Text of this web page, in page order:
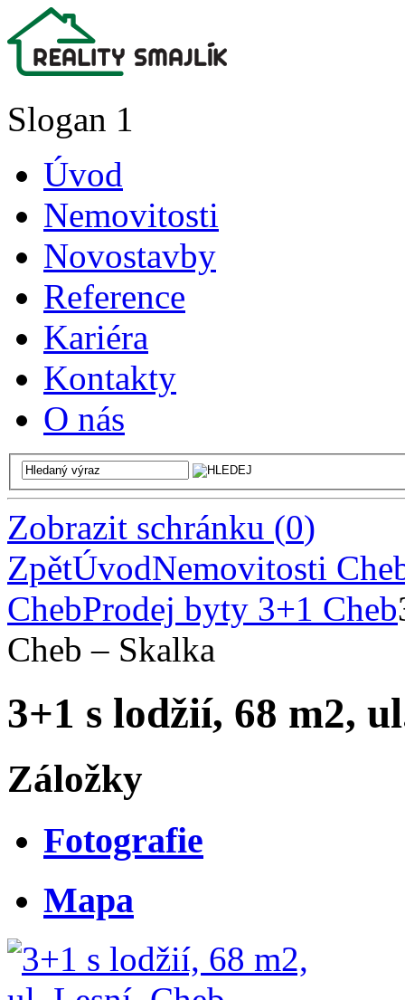
Slogan 1
Úvod
Nemovitosti
Novostavby
Reference
Kariéra
Kontakty
O nás
Zobrazit schránku (0)
ZpětÚvodNemovitosti
ChebProdej byty 3+1 Cheb
Cheb – Skalka
3+1 s lodžií, 68 m2,
Záložky
Fotografie
Mapa